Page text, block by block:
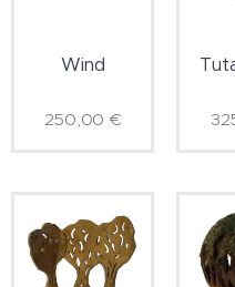
Wind
250,00 €